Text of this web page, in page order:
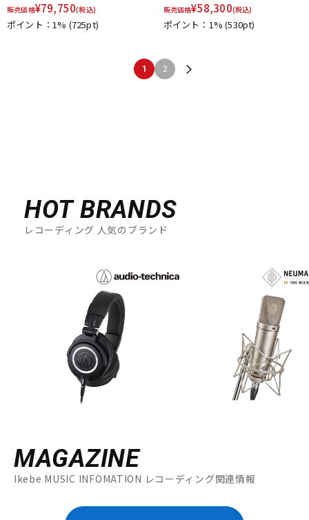
販売価格¥79,750(税込)
ポイント：1% (725pt)
販売価格¥58,300(税込)
ポイント：1%(530pt)
1 2
HOT BRANDS
レコーディング 人気のブランド
MAGAZINE
Ikebe MUSIC INFOMATION レコーディング関連情報